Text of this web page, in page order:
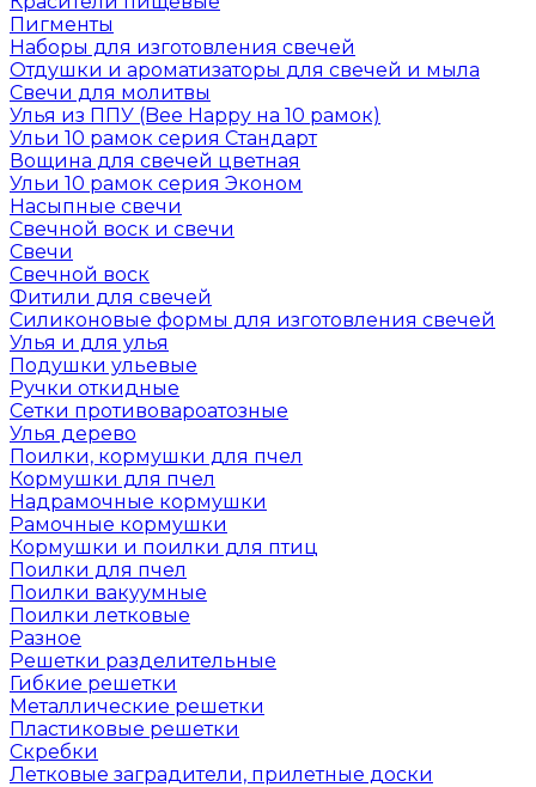
Пигменты
Наборы для изготовления свечей
Отдушки и ароматизаторы для свечей и мыла
Свечи для молитвы
Улья из ППУ (Bee Happy на 10 рамок)
Ульи 10 рамок серия Стандарт
Вощина для свечей цветная
Ульи 10 рамок серия Эконом
Насыпные свечи
Свечной воск и свечи
Свечи
Свечной воск
Фитили для свечей
Силиконовые формы для изготовления свечей
Улья и для улья
Подушки ульевые
Ручки откидные
Сетки противовароатозные
Улья дерево
Поилки, кормушки для пчел
Кормушки для пчел
Надрамочные кормушки
Рамочные кормушки
Кормушки и поилки для птиц
Поилки для пчел
Поилки вакуумные
Поилки летковые
Разное
Решетки разделительные
Гибкие решетки
Металлические решетки
Пластиковые решетки
Скребки
Летковые заградители, прилетные доски